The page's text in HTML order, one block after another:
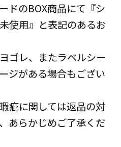
ドのBOX商品にて『シ
使用』と表記のあるお
ゴレ、またラベルシー
ジがある場合もござい
疵に関しては返品の対
あらかじめご了承くだ